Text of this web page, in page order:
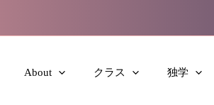
About クラス 独学